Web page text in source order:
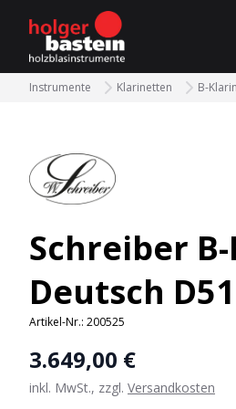
bastein
Instrumente Klarinetten B-
Schreiber
Deutsch D51
Artikel-Nr.: 200525
3.649,00 €
inkl. MwSt., zzgl. Versandkosten